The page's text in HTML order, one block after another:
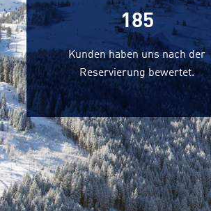
191
Kunden haben uns nach der
Reservierung bewertet.